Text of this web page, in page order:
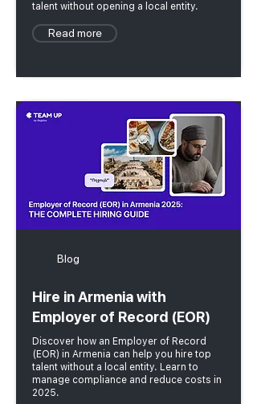
talent without opening a local entity.
Read more
Blog
Hire in Armenia with
Employer of Record (EOR)
Discover how an Employer of Record
(EOR) in Armenia can help you hire top
talent without a local entity. Learn to
manage compliance and reduce costs in
2025.